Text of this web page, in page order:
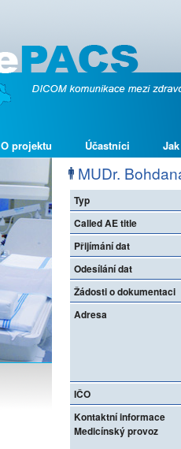
O projektu Účastníci
MUDr.
Typ
Called AE title
Přijímání dat
Odesílání dat
Žádosti o dokumentaci
Adresa
IČO
Kontaktní informace
Medicínský provoz